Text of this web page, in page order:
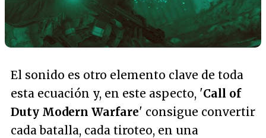
El sonido es otro elemento clave de toda
esta ecuación y, en este aspecto, 'Call of
Duty Modern Warfare' consigue convertir
cada batalla, cada tiroteo, en una